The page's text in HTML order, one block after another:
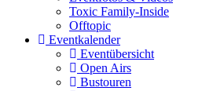
Toxic Family-Inside
Offtopic
Eventkalender
Eventübersicht
Open Airs
Bustouren